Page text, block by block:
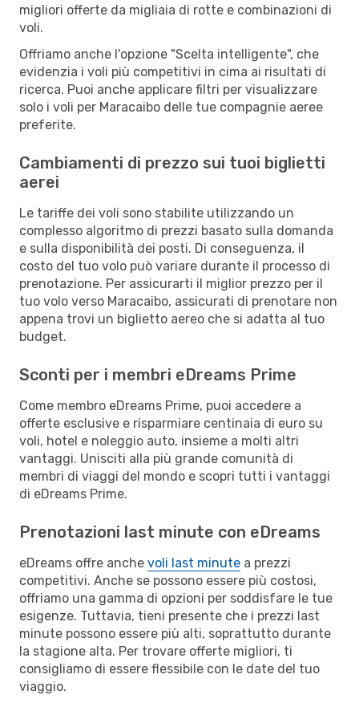
migliori offerte da migliaia di rotte e combinazioni di
voli.
Offriamo anche l'opzione "Scelta intelligente", che
evidenzia i voli più competitivi in cima ai risultati di
ricerca. Puoi anche applicare filtri per visualizzare
solo i voli per Maracaibo delle tue compagnie aeree
preferite.
Cambiamenti di prezzo sui tuoi biglietti
aerei
Le tariffe dei voli sono stabilite utilizzando un
complesso algoritmo di prezzi basato sulla domanda
e sulla disponibilità dei posti. Di conseguenza, il
costo del tuo volo può variare durante il processo di
prenotazione. Per assicurarti il miglior prezzo per il
tuo volo verso Maracaibo, assicurati di prenotare non
appena trovi un biglietto aereo che si adatta al tuo
budget.
Sconti per i membri eDreams Prime
Come membro eDreams Prime, puoi accedere a
offerte esclusive e risparmiare centinaia di euro su
voli, hotel e noleggio auto, insieme a molti altri
vantaggi. Unisciti alla più grande comunità di
membri di viaggi del mondo e scopri tutti i vantaggi
di eDreams Prime.
Prenotazioni last minute con eDreams
eDreams offre anche voli last minute a prezzi
competitivi. Anche se possono essere più costosi,
offriamo una gamma di opzioni per soddisfare le tue
esigenze. Tuttavia, tieni presente che i prezzi last
minute possono essere più alti, soprattutto durante
la stagione alta. Per trovare offerte migliori, ti
consigliamo di essere flessibile con le date del tuo
viaggio.